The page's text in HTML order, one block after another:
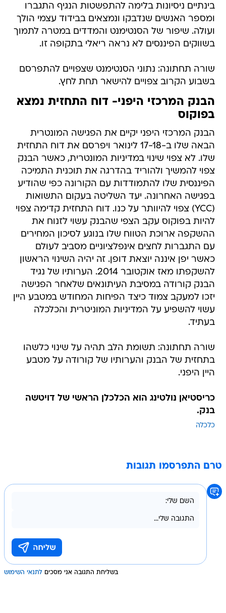
בינתיים ניסיונות בלימה להתפשטות הנגיף התגברו
ומספר האנשים שנדבקו ונמצאים בבידוד עצמי הולך
ועולה. שיפור של הסנטימנט והמדדים במטרה לתמוך
בשווקים הפיננסים לא נראה ריאלי בתקופה זו.
שורה תחתונה: נתוני הסנטימנט שצפויים להתפרסם
בשבוע הקרוב צפויים להישאר תחת לחץ.
הבנק המרכזי היפני- דוח התחזית נמצא
בפוקוס
הבנק המרכזי היפני יקיים את הפגישה המונטרית
הבאה שלו ב-17-18 לינואר ויפרסם את דוח התחזית
שלו. לא צפוי שינוי במדיניות המונטרית, כאשר הבנק
צפוי להמשיך ולהוריד בהדרגה את תוכנית התמיכה
הפיננסית שלו להתמודדות עם הקורונה כפי שהודיע
בפגישה האחרונה. יעד השליטה בעקום התשואות
(YCC) צפוי להיוותר על כנו. דוח התחזית קדימה צפוי
להיות בפוקוס עקב הצפי שהבנק עשוי לזנוח את
ההשקפה ארוכת הטווח שלו בנוגע לסיכון המחירים
עם התגברות לחצים אינפלציוניים מסביב לעולם
כאשר יפן איננה יוצאת דופן. זה יהיה השינוי הראשון
להשקפתו מאז אוקטובר 2014. הערותיו של נגיד
הבנק קורודה במסיבת העיתונאים שלאחר הפגישה
יזכו למעקב צמוד כיצד הפיחות המחודש במטבע היין
עשוי להשפיע על המדיניות המוניטרית והכלכלה
בעתיד.
שורה תחתונה: תשומת הלב תהיה על שינוי כלשהו
בתחזית של הבנק והערותיו של קורודה על מטבע
היין היפני.
כריסטיאן נולטינג הוא הכלכלן הראשי של דויטשה
בנק.
כלכלה
טרם התפרסמו תגובות
בשליחת התגובה אני מסכים לתנאי השימוש